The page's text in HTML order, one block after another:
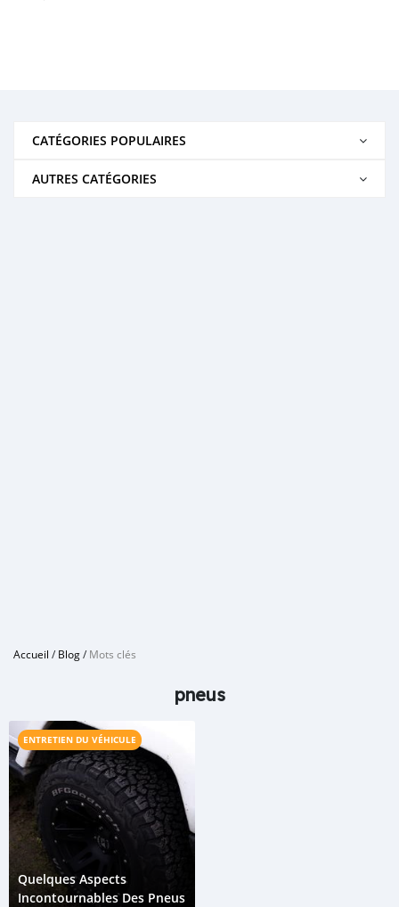
CATÉGORIES POPULAIRES
AUTRES CATÉGORIES
Accueil /Blog/Mots clés
pneus
ENTRETIEN DU VÉHICULE
Quelques Aspects
Incontournables Des Pneus